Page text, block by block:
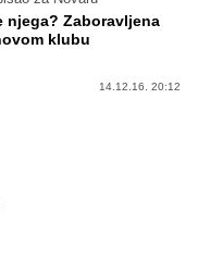
njega? Zaboravljena
klubu
14.12.16. 20:12